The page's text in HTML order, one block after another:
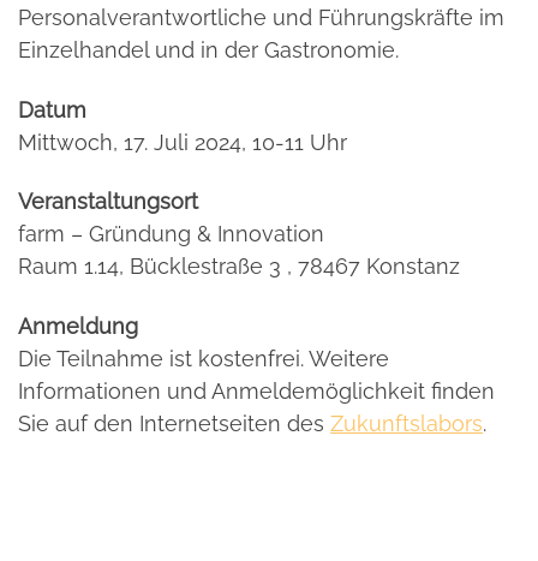
Personalverantwortliche und Führungskräfte im
Einzelhandel und in der Gastronomie.
Datum
Mittwoch, 17. Juli 2024, 10-11 Uhr
Veranstaltungsort
farm – Gründung & Innovation
Raum 1.14, Bücklestraße 3 , 78467 Konstanz
Anmeldung
Die Teilnahme ist kostenfrei. Weitere
Informationen und Anmeldemöglichkeit finden
Sie auf den Internetseiten des Zukunftslabors.